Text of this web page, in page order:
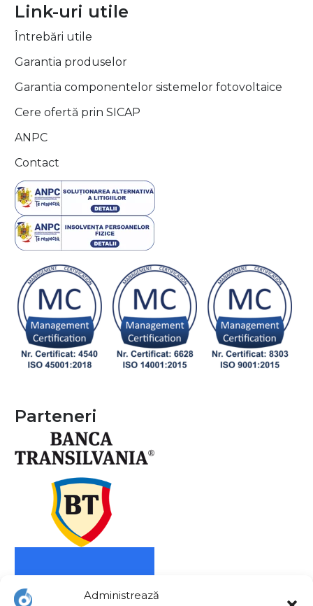
Administrează
Link-uri utile
Întrebări utile
Garantia produselor
Garantia componentelor sistemelor fotovoltaice
Cere ofertă prin SICAP
ANPC
Contact
Parteneri